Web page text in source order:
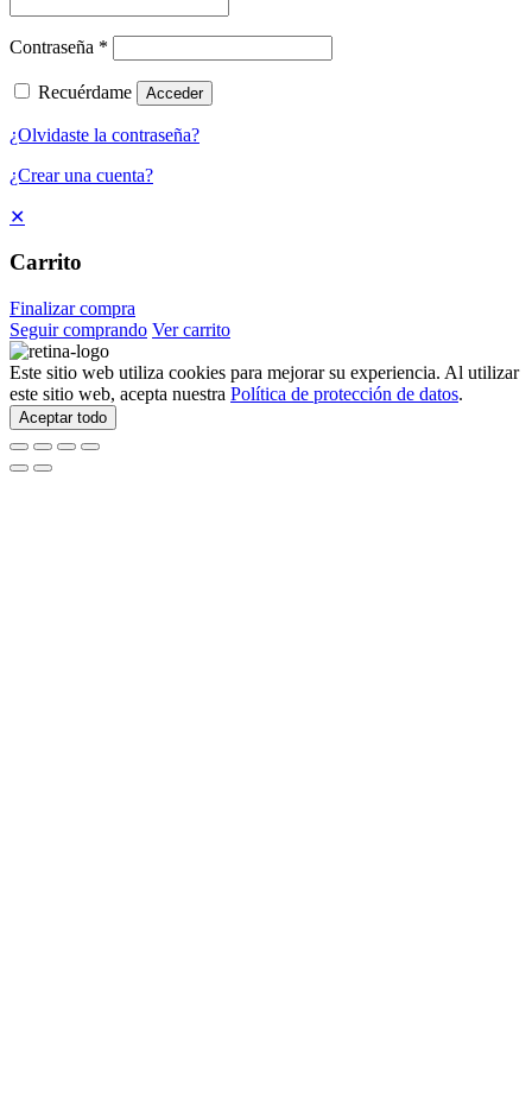
Contraseña *
Recuérdame Acceder
¿Olvidaste la contraseña?
¿Crear una cuenta?
✕
Carrito
Finalizar compra
Seguir comprando Ver carrito
Este sitio web utiliza cookies para mejorar su experiencia. Al utilizar
este sitio web, acepta nuestra Política de protección de datos.
Aceptar todo